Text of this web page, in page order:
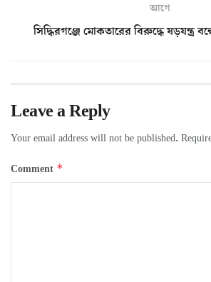
আগে
সিদ্ধিরগঞ্জে মোকতারের বিরুদ্ধে ষড়যন্ত্র
Leave a Reply
Your email address will not be published.
Comment *